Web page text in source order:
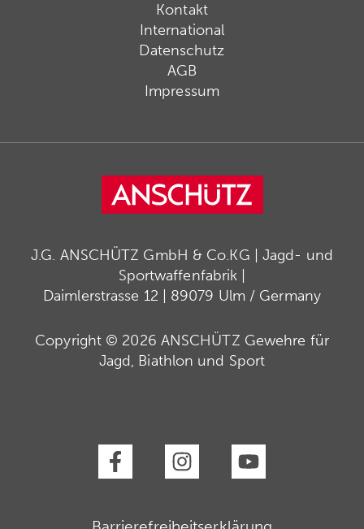
Kontakt
International
Datenschutz
AGB
Impressum
J.G. ANSCHÜTZ GmbH & Co.KG | Jagd- und
Sportwaffenfabrik |
Daimlerstrasse 12 | 89079 Ulm / Germany
Copyright © 2026 ANSCHÜTZ Gewehre für
Jagd, Biathlon und Sport